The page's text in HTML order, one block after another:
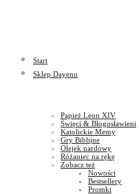
God
Start
Sklep Dayenu
Papież Leon XIV
Święci & Błogosławieni
Katolickie Memy
Gry Biblijne
Olejek nardowy
Różaniec na rękę
Zobacz też
Nowości
Bestsellery
Promki